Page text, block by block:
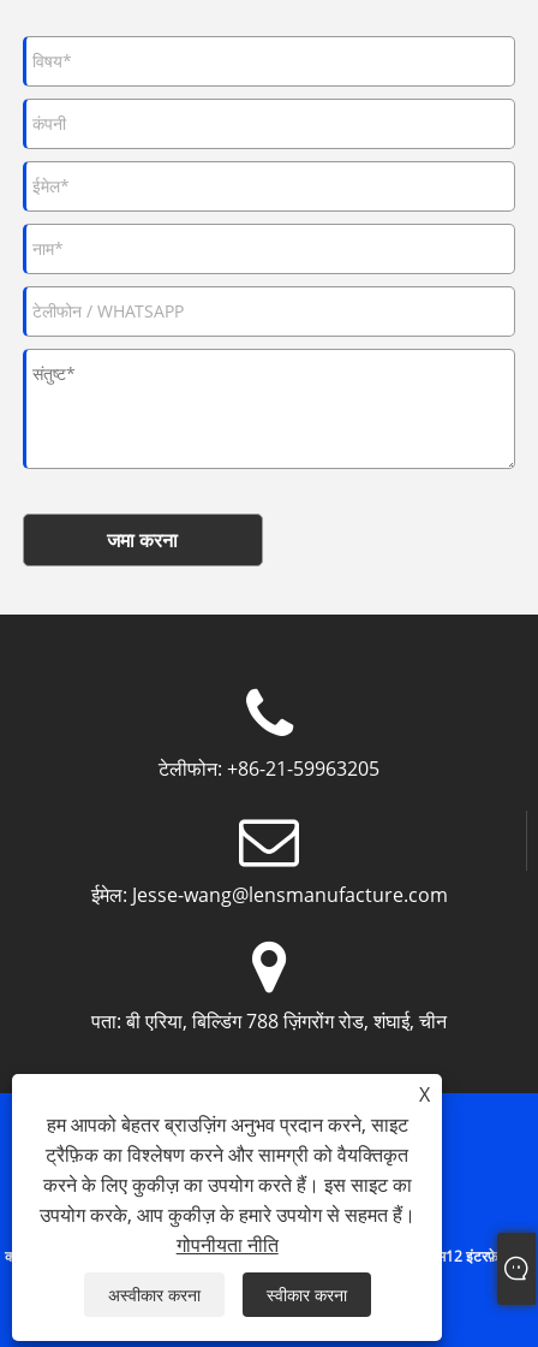
जमा करना
टेलीफोन: +86-21-59963205
ईमेल: Jesse-wang@lensmanufacture.com
पता: बी एरिया, बिल्डिंग 788 ज़िंगरोंग रोड, शंघाई, चीन
Links Sitemap RSS XML गोपनीयता नीति
कॉपीराइट © 2023 शंघाई सिल्क ऑप्टिकल टेक्नोलॉजी कंपनी लिमिटेड - कैमरा लेंस, एम12 इंटरफ़ेस लेंस,
एंडोस्कोप लेंस - - सर्वाधिकार सुरक्षित।
X
हम आपको बेहतर ब्राउज़िंग अनुभव प्रदान करने, साइट
ट्रैफ़िक का विश्लेषण करने और सामग्री को वैयक्तिकृत
करने के लिए कुकीज़ का उपयोग करते हैं। इस साइट का
उपयोग करके, आप कुकीज़ के हमारे उपयोग से सहमत हैं।
गोपनीयता नीति
अस्वीकार करना स्वीकार करना